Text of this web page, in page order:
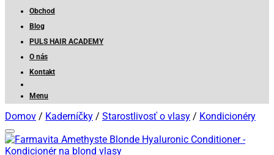
Obchod
Blog
PULS HAIR ACADEMY
O nás
Kontakt
Menu
Domov / Kaderníčky / Starostlivosť o vlasy / Kondicionéry